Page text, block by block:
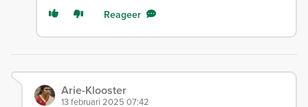
Reageer
Arie-Klooster
13 februari 2025 07:42